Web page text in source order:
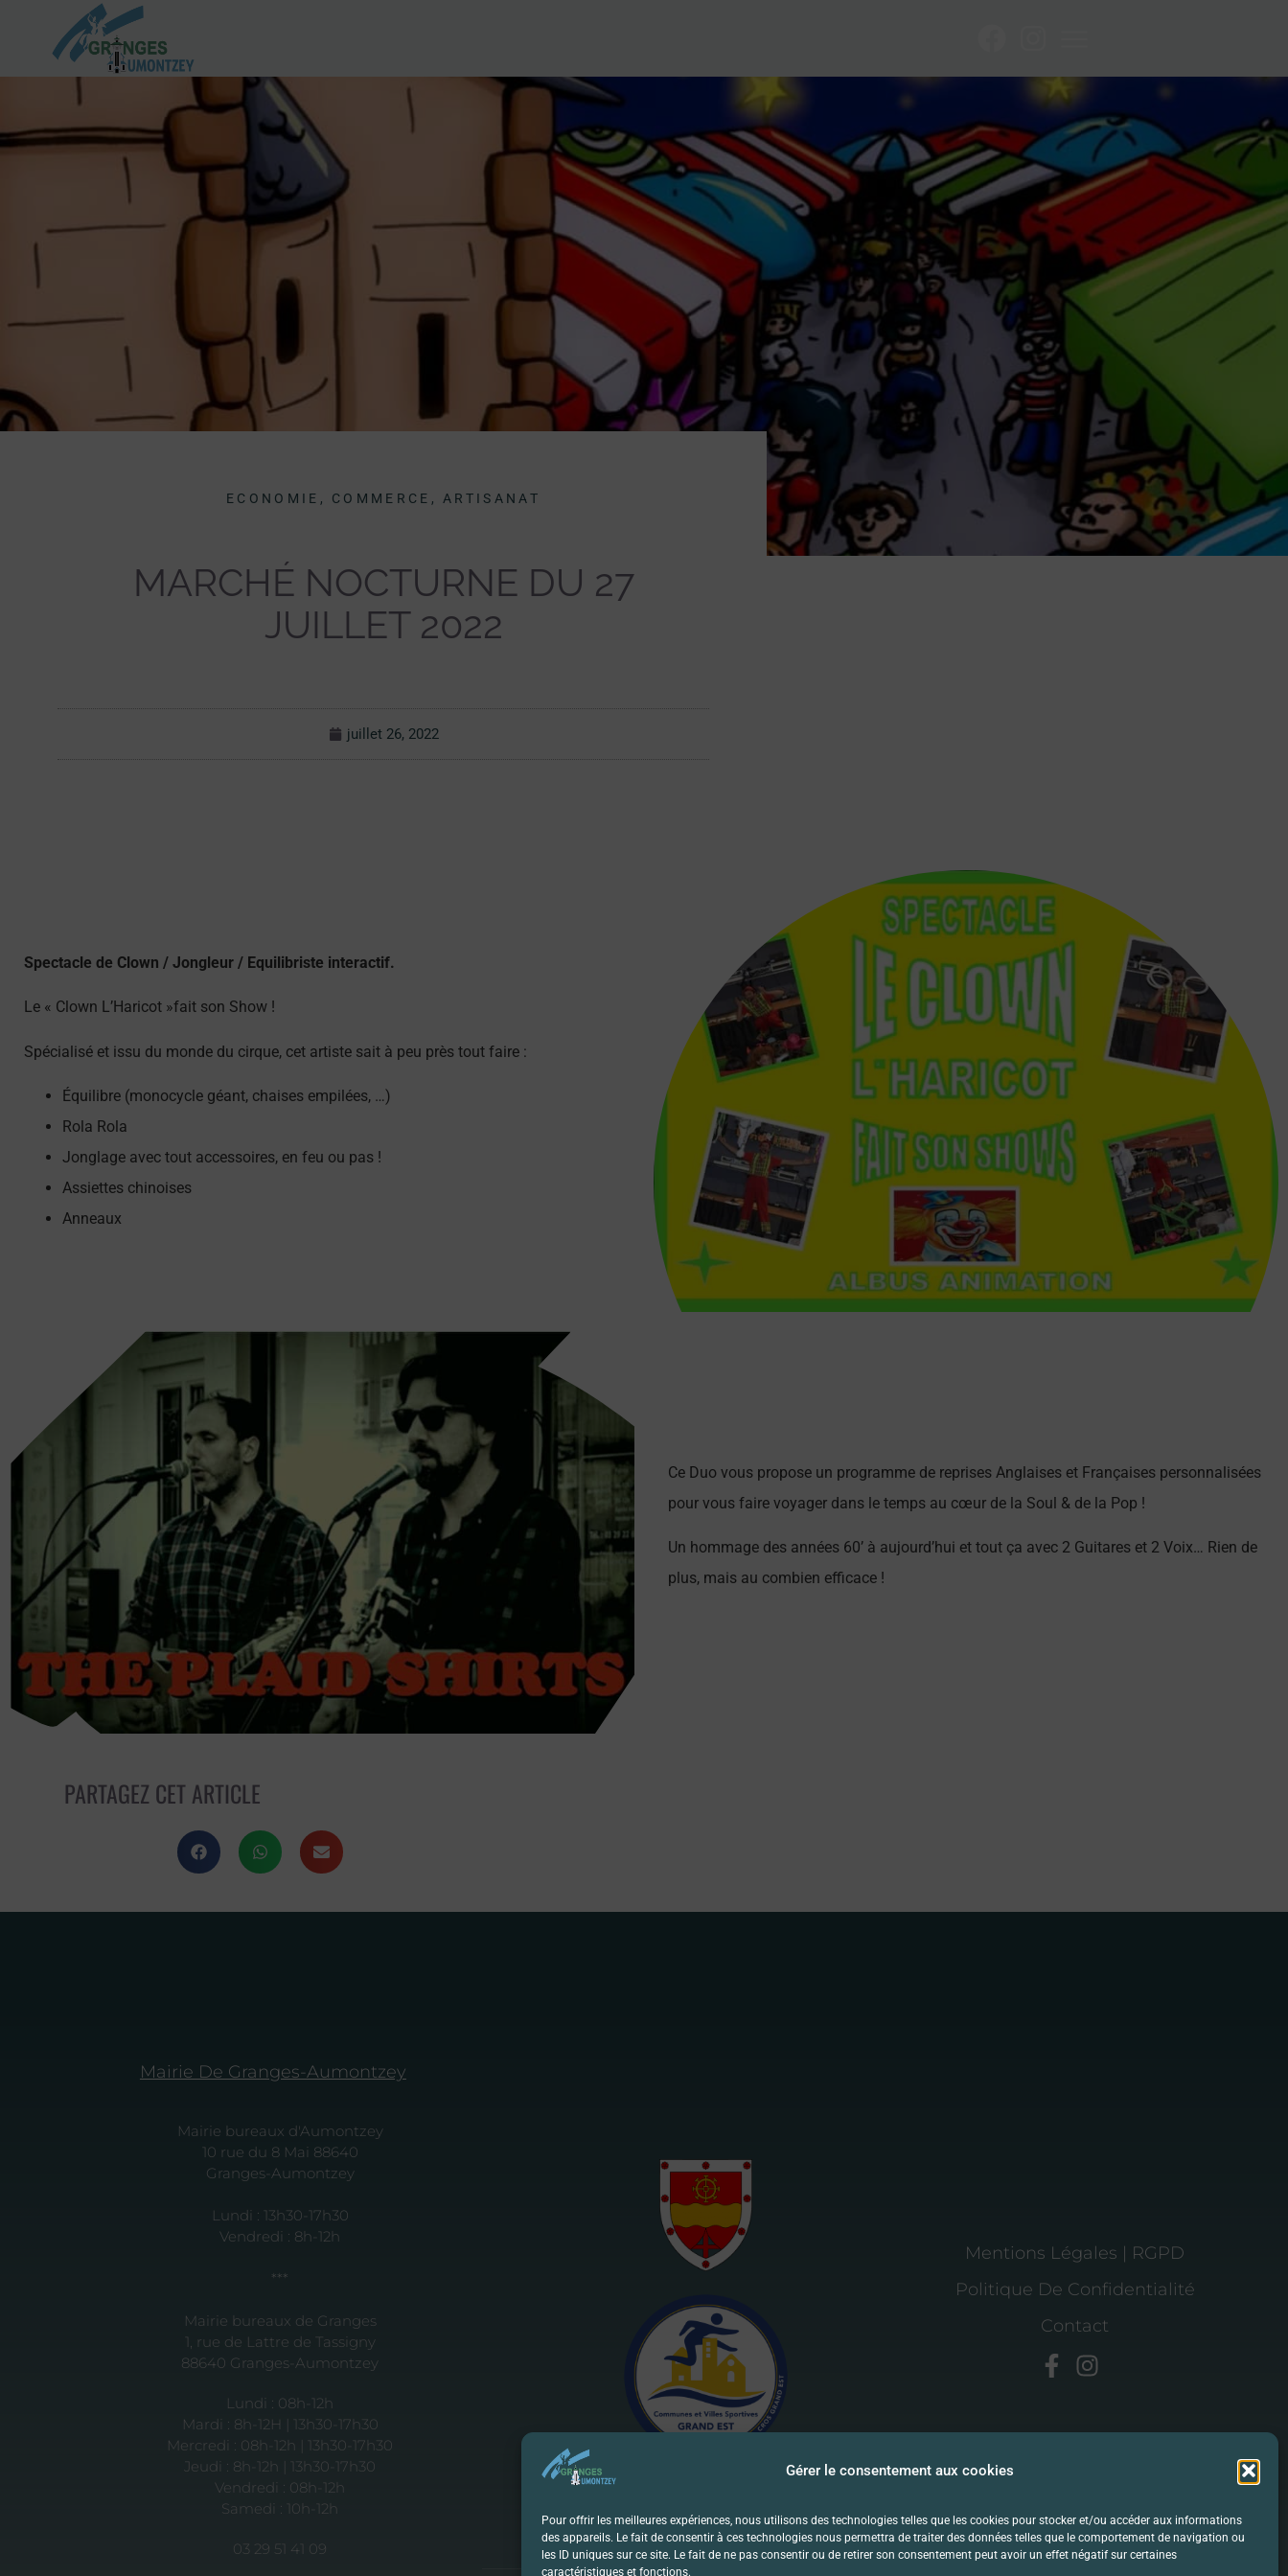
Gérer le consentement aux cookies
Pour offrir les meilleures expériences, nous utilisons des technologies telles que les cookies pour stocker et/ou accéder aux informations
des appareils. Le fait de consentir à ces technologies nous permettra de traiter des données telles que le comportement de navigation ou
les ID uniques sur ce site. Le fait de ne pas consentir ou de retirer son consentement peut avoir un effet négatif sur certaines
caractéristiques et fonctions.
ECONOMIE, COMMERCE, ARTISANAT
MARCHÉ NOCTURNE DU 27
JUILLET 2022
juillet 26, 2022
Spectacle de Clown / Jongleur / Equilibriste interactif.
Le « Clown L’Haricot »fait son Show !
Spécialisé et issu du monde du cirque, cet artiste sait à peu près tout faire :
Équilibre (monocycle géant, chaises empilées, …)
Rola Rola
Jonglage avec tout accessoires, en feu ou pas !
Assiettes chinoises
Anneaux
Ce Duo vous propose un programme de reprises Anglaises et Françaises personnalisées
pour vous faire voyager dans le temps au cœur de la Soul & de la Pop !
Un hommage des années 60’ à aujourd’hui et tout ça avec 2 Guitares et 2 Voix… Rien de
plus, mais au combien efficace !
PARTAGEZ CET ARTICLE
Mairie De Granges-Aumontzey
Mairie bureaux d'Aumontzey
10 rue du 8 Mai 88640
Granges-Aumontzey
Lundi : 13h30-17h30
Vendredi : 8h-12h
***
Mairie bureaux de Granges
1, rue de Lattre de Tassigny
88640 Granges-Aumontzey
Lundi : 08h-12h
Mardi : 8h-12H | 13h30-17h30
Mercredi : 08h-12h | 13h30-17h30
Jeudi : 8h-12h | 13h30-17h30
Vendredi : 08h-12h
Samedi : 10h-12h
03 29 51 41 09
Mentions Légales | RGPD
Politique De Confidentialité
Contact